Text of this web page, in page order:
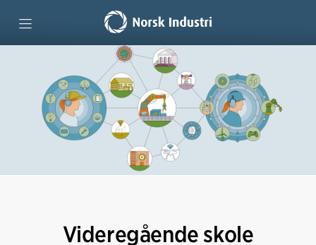
Teknologiutdanninger
Vi menerVideregående skole